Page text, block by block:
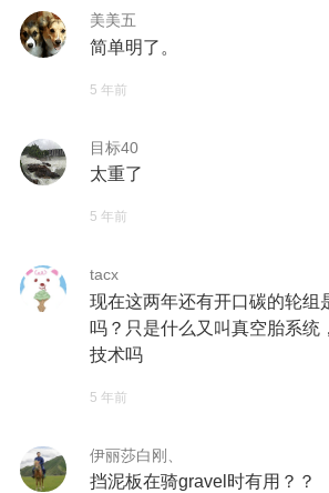
美美五
简单明了。
5 年前
目标40
太重了
5 年前
tacx
现在这两年还有开口碳的轮组
吗？只是什么又叫真空胎系统
技术吗
5 年前
伊丽莎白刚、
挡泥板在骑gravel时有用？？